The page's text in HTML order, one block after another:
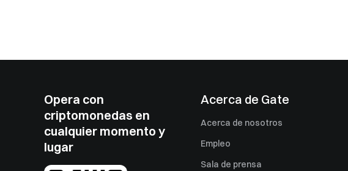
Opera con
criptomonedas en
cualquier momento y
lugar
Acerca de Gate
Acerca de nosotros
Empleo
Sala de prensa